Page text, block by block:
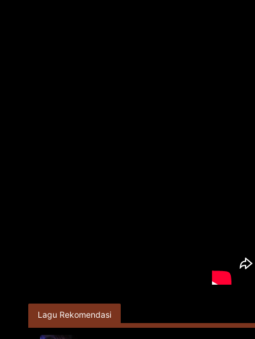
Lagu Rekomendasi